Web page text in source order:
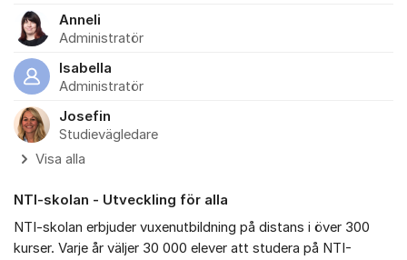
Anneli
Administratör
Isabella
Administratör
Josefin
Studievägledare
Visa alla
NTI-skolan - Utveckling för alla
NTI-skolan erbjuder vuxenutbildning på distans i över 300
kurser. Varje år väljer 30 000 elever att studera på NTI-